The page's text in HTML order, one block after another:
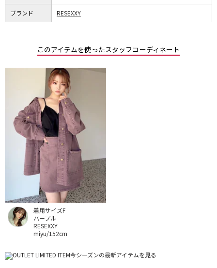
ブランド RESEXXY
このアイテムを使ったスタッフコーディネート
着用サイズF
パープル
RESEXXY
miyu/152cm